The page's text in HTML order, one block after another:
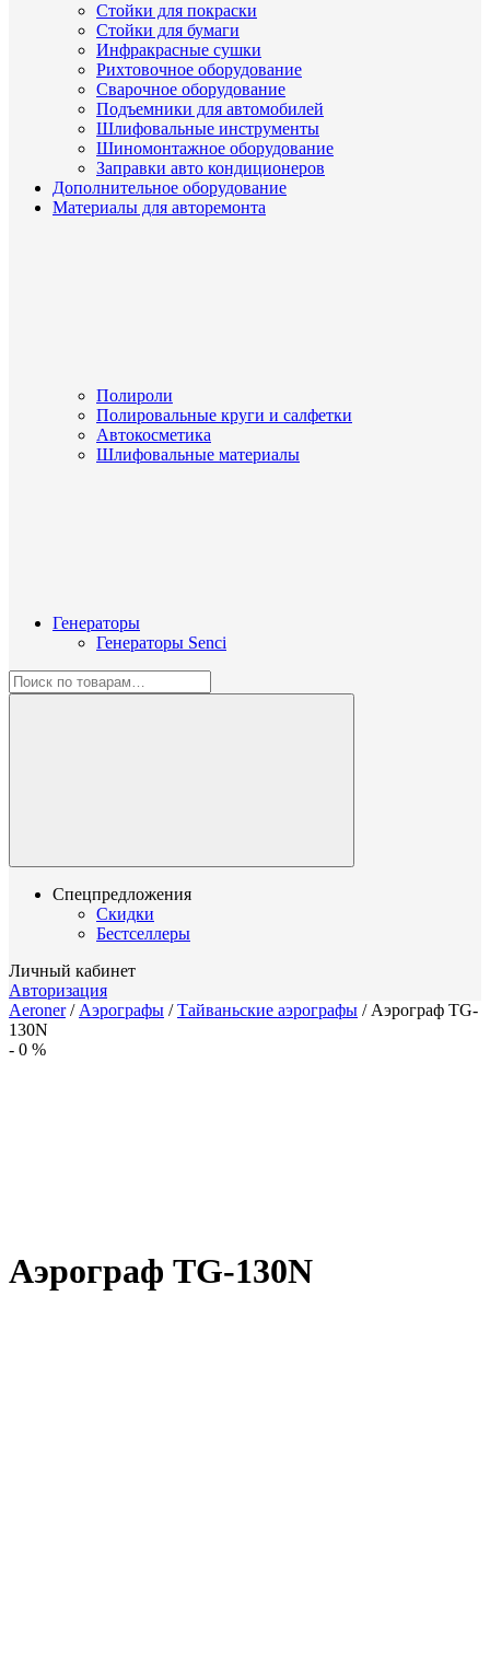
Стойки для покраски
Стойки для бумаги
Инфракрасные сушки
Рихтовочное оборудование
Сварочное оборудование
Подъемники для автомобилей
Шлифовальные инструменты
Шиномонтажное оборудование
Заправки авто кондиционеров
Дополнительное оборудование
Материалы для авторемонта
Полироли
Полировальные круги и салфетки
Автокосметика
Шлифовальные материалы
Генераторы
Генераторы Senci
Спецпредложения
Скидки
Бестселлеры
Личный кабинет
Авторизация
Aeroner/ Аэрографы /Тайваньские аэрографы / Аэрограф TG-
130N
- 0 %
Аэрограф TG-130N